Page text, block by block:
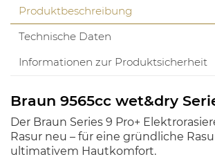
Produktbeschreibung
Technische Daten
Informationen zur Produktsicherheit
Braun 9565cc wet&dry
Der Braun Series 9 Pro+
Rasur neu – für eine gründliche
ultimativem Hautkomfort.